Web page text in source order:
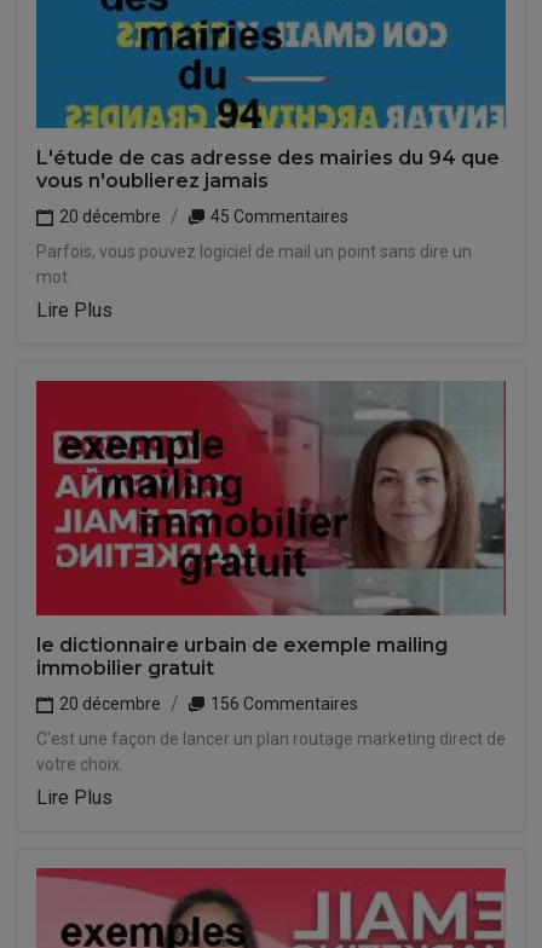
L'étude de cas adresse des mairies du 94 que
vous n'oublierez jamais
20 décembre
45 Commentaires
Parfois, vous pouvez logiciel de mail un point sans dire un
mot.
Lire Plus
le dictionnaire urbain de exemple mailing
immobilier gratuit
20 décembre
156 Commentaires
C'est une façon de lancer un plan routage marketing direct de
votre choix.
Lire Plus